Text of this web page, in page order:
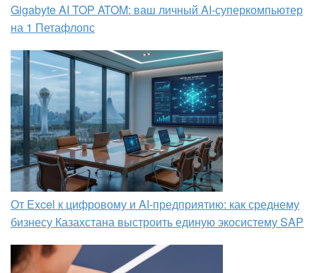
Gigabyte AI TOP ATOM: ваш личный AI-суперкомпьютер
на 1 Петафлопс
От Excel к цифровому и AI‑предприятию: как среднему
бизнесу Казахстана выстроить единую экосистему SAP